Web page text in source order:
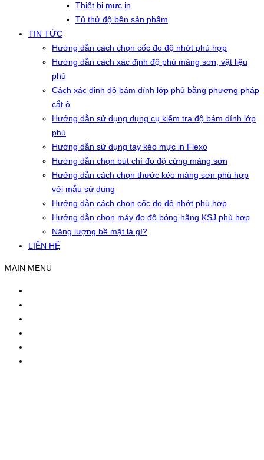
Thiết bị mực in
Tủ thử độ bền sản phẩm
TIN TỨC
Hướng dẫn cách chọn cốc đo độ nhớt phù hợp
Hướng dẫn cách xác định độ phủ màng sơn, vật liệu
phủ
Cách xác định độ bám dính lớp phủ bằng phương pháp
cắt ô
Hướng dẫn sử dụng dụng cụ kiểm tra độ bám dính lớp
phủ
Hướng dẫn sử dụng tay kéo mực in Flexo
Hướng dẫn chọn bút chì đo độ cứng màng sơn
Hướng dẫn cách chọn thước kéo màng sơn phù hợp
với mẫu sử dụng
Hướng dẫn cách chọn cốc đo độ nhớt phù hợp
Hướng dẫn chọn máy đo độ bóng hãng KSJ phù hợp
Năng lượng bề mặt là gì?
LIÊN HỆ
MAIN MENU